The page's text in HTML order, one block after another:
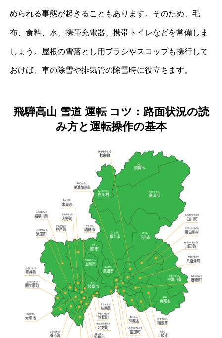
められる事態が起きることもあります。そのため、毛
布、食料、水、携帯充電器、携帯トイレなどを常備しま
しょう。屋根の雪落とし用ブラシやスコップも携行して
おけば、車の除雪や排気管の除雪時に役立ちます。
飛騨高山 雪道 運転 コツ：路面状況の読
み方と運転操作の基本